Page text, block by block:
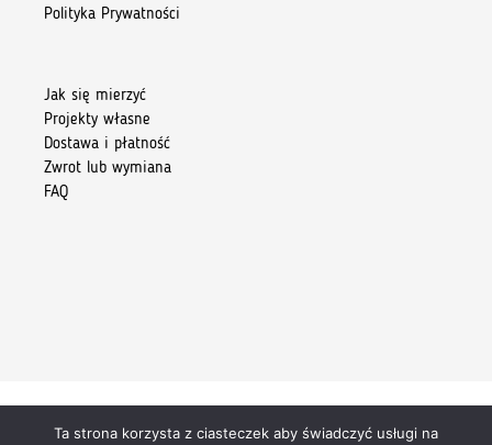
Polityka Prywatności
Jak się mierzyć
Projekty własne
Dostawa i płatność
Zwrot lub wymiana
FAQ
Copyright 2026 © Kiore Tomasz Skoczylas
Ta strona korzysta z ciasteczek aby świadczyć usługi na